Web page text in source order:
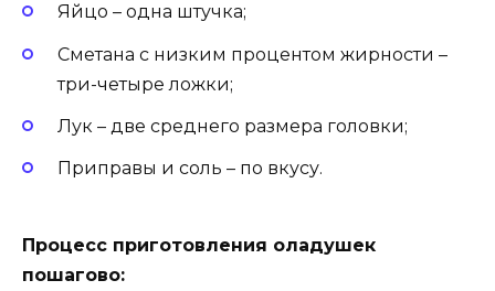
Яйцо – одна штучка;
Сметана с низким процентом жирности –
три-четыре ложки;
Лук – две среднего размера головки;
Приправы и соль – по вкусу.
Процесс приготовления оладушек
пошагово: